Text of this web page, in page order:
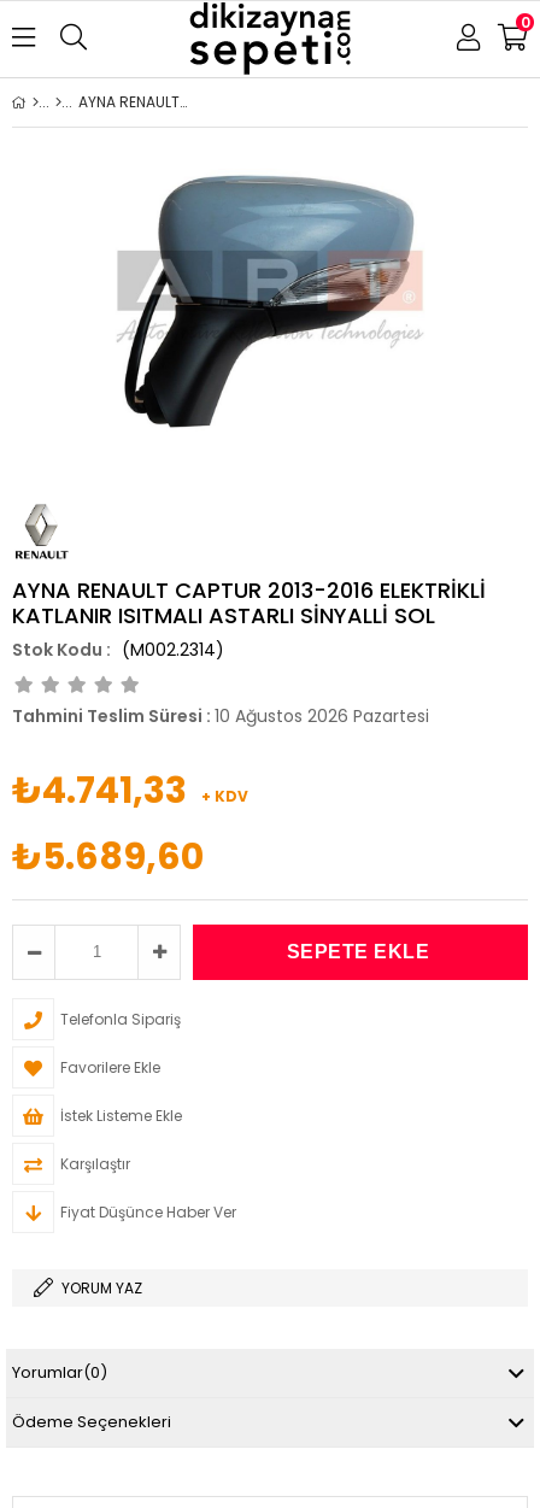
0
AYNA RENAULT CAPTUR 2013-2016 ELEKTRİKLİ KATLANIR ISITMALI ASTARLI SİNYALLİ SOL
AYNA RENAULT CAPTUR 2013-2016 ELEKTRİKLİ
KATLANIR ISITMALI ASTARLI SİNYALLİ SOL
(M002.2314)
Tahmini Teslim Süresi : 10 Ağustos 2026 Pazartesi
₺4.741,33 + KDV
₺5.689,60
Telefonla Sipariş
Favorilere Ekle
İstek Listeme Ekle
Karşılaştır
Fiyat Düşünce Haber Ver
YORUM YAZ
Yorumlar(0)
Ödeme Seçenekleri